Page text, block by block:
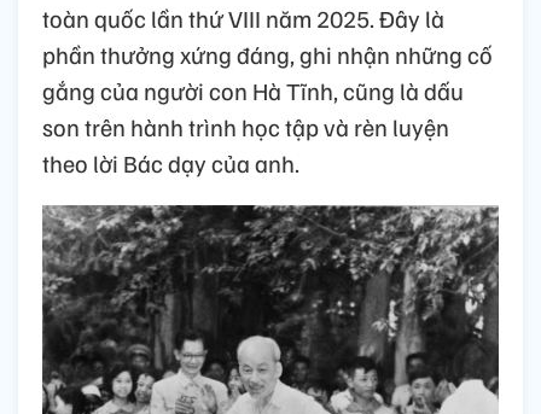
toàn quốc lần thứ VIII năm 2025. Đây là
phần thưởng xứng đáng, ghi nhận những cố
gắng của người con Hà Tĩnh, cũng là dấu
son trên hành trình học tập và rèn luyện
theo lời Bác dạy của anh.